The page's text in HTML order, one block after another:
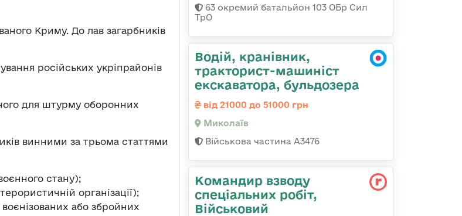
Криму. До лав загарбників
російських укріпрайонів
для штурму оборонних
винними за трьома статтями
стану);
організації);
або збройних
63 окремий батальйон 103 ОБр Сил
ТрО
Водій, кранівник,
тракторист-машиніст
екскаватора, бульдозера
від 21000 до 51000 грн
Миколаїв
Військова частина А3476
Командир взводу
спеціальних робіт,
Військовий